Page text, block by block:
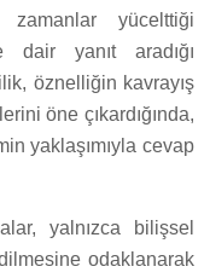
yücelttiği
dair yanıt aradığı
öznelliğin kavrayış
öne çıkardığında,
yaklaşımıyla cevap
yalnızca bilişsel
odaklanarak